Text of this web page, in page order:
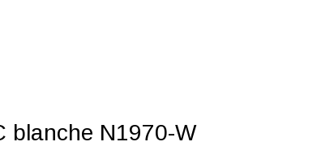
blanche N1970-W